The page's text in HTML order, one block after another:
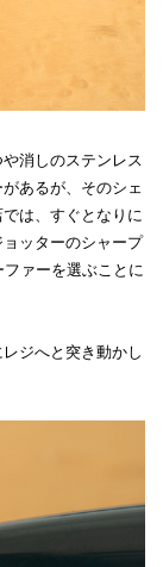
消しのステンレス
あるが、そのシェ
は、すぐとなりに
ッターのシャープ
ァーを選ぶことに
ジへと突き動かし